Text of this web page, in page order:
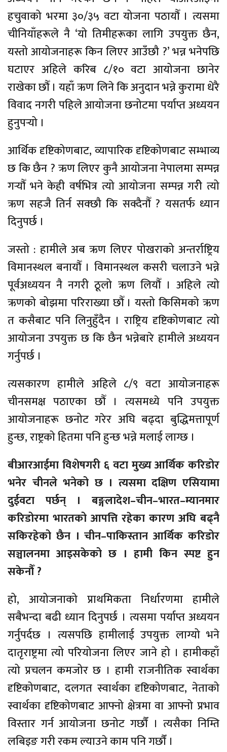
हचुवाको भरमा ३०/३५ वटा योजना पठायौँ । त्यसमा
चीनियाँहरूले नै ‘यो तिमीहरूका लागि उपयुक्त छैन,
यस्तो आयोजनाहरू किन लिएर आउँछौ ?’ भन्न भनेपछि
घटाएर अहिले करिब ८/१० वटा आयोजना छानेर
राखेका छौँ । यहाँ ऋण लिने कि अनुदान भन्ने कुरामा धेरै
विवाद नगरी पहिले आयोजना छनोटमा पर्याप्त अध्ययन
हुनुपर्‍यो ।
आर्थिक दृष्टिकोणबाट, व्यापारिक दृष्टिकोणबाट सम्भाव्य
छ कि छैन ? ऋण लिएर कुनै आयोजना नेपालमा सम्पन्न
गर्‍यौँ भने केही वर्षभित्र त्यो आयोजना सम्पन्न गरीे त्यो
ऋण सहजै तिर्न सक्छौ कि सक्दैनौँ ? यसतर्फ ध्यान
दिनुपर्छ ।
जस्तो : हामीले अब ऋण लिएर पोखराको अन्तर्राष्ट्रिय
विमानस्थल बनायौँ । विमानस्थल कसरी चलाउने भन्ने
पूर्वअध्ययन नै नगरी ठूलो ऋण लियौँ । अहिले त्यो
ऋणको बोझमा परिराख्या छौँ । यस्तो किसिमको ऋण
त कसैबाट पनि लिनुहुँदैन । राष्ट्रिय दृष्टिकोणबाट त्यो
आयोजना उपयुक्त छ कि छैन भन्नेबारे हामीले अध्ययन
गर्नुपर्छ ।
त्यसकारण हामीले अहिले ८/९ वटा आयोजनाहरू
चीनसमक्ष पठाएका छौँ । त्यसमध्ये पनि उपयुक्त
आयोजनाहरू छनोट गरेर अघि बढ्दा बुद्धिमत्तापूर्ण
हुन्छ, राष्ट्रको हितमा पनि हुन्छ भन्ने मलाई लाग्छ ।
बीआरआईमा विशेषगरी ६ वटा मुख्य आर्थिक करिडोर
भनेर चीनले भनेको छ । त्यसमा दक्षिण एसियामा
दुईवटा पर्छन् । बङ्गलादेश–चीन–भारत–म्यानमार
करिडोरमा भारतको आपत्ति रहेका कारण अघि बढ्नै
सकिरहेको छैन । चीन–पाकिस्तान आर्थिक करिडोर
सञ्चालनमा आइसकेको छ । हामी किन स्पष्ट हुन
सकेनौँ ?
हो, आयोजनाको प्राथमिकता निर्धारणमा हामीले
सबैभन्दा बढी ध्यान दिनुपर्छ । त्यसमा पर्याप्त अध्ययन
गर्नुपर्दछ । त्यसपछि हामीलाई उपयुक्त लाग्यो भने
दातृराष्ट्रमा त्यो परियोजना लिएर जाने हो । हामीकहाँ
त्यो प्रचलन कमजोर छ । हामी राजनीतिक स्वार्थका
दृष्टिकोणबाट, दलगत स्वार्थका दृष्टिकोणबाट, नेताको
स्वार्थका दृष्टिकोणबाट आफ्नो क्षेत्रमा वा आफ्नो प्रभाव
विस्तार गर्न आयोजना छनोट गर्छौं । त्यसैका निम्ति
लबिइङ गरी रकम ल्याउने काम पनि गर्छौं ।